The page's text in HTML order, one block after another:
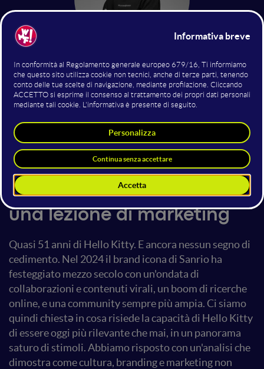
Davide Zaramella
Performance & Marketing Strategist
The Brandformance Society
5 giugno 2025 11:20 - 11:40
Digital Marketing & Business
Solutions
Non è solo una gattina. È
una lezione di marketing
Quasi 51 anni di Hello Kitty. E ancora nessun segno di
cedimento. Nel 2024 il brand icona di Sanrio ha
festeggiato mezzo secolo con un'ondata di
collaborazioni e contenuti virali, un boom di ricerche
online, e una community sempre più ampia. Ci siamo
quindi chiestə in cosa risiede la capacità di Hello Kitty
di essere oggi più rilevante che mai, in un panorama
saturo di stimoli. Abbiamo risposto con un'analisi che
dimostra come cultura, branding e marketing non